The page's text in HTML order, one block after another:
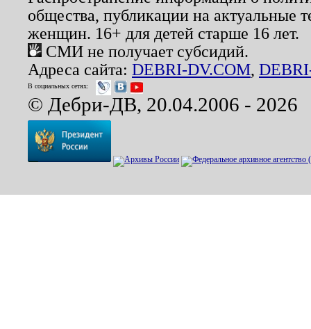
общества, публикации на актуальные
женщин. 16+ для детей старше 16 лет.
СМИ не получает субсидий.
Адреса сайта: DEBRI-DV.COM,
В социальных сетях:
© Дебри-ДВ, 20.04.2006 - 2026